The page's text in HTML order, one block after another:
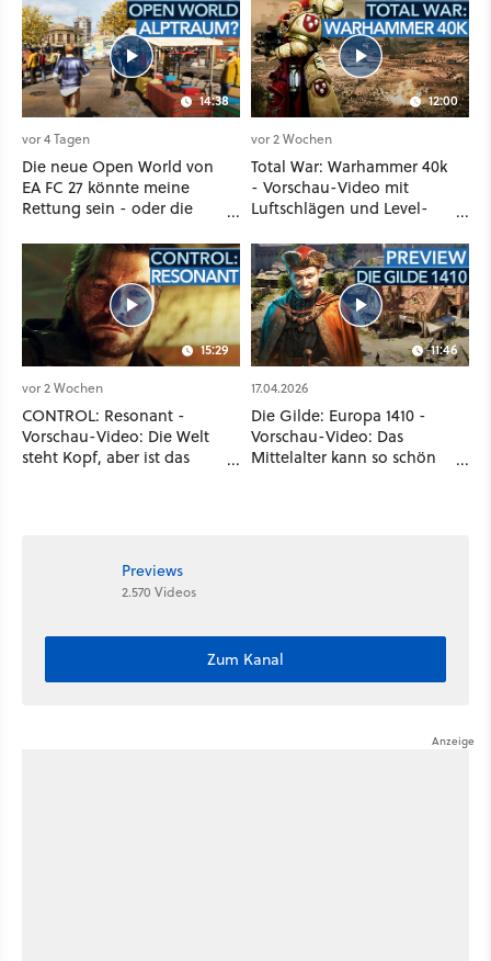
14:38
vor 4 Tagen
Die neue Open World von
EA FC 27 könnte meine
Rettung sein - oder die
12:00
vor 2 Wochen
Total War: Warhammer 40k
- Vorschau-Video mit
Luftschlägen und Level-
15:29
vor 2 Wochen
CONTROL: Resonant -
Vorschau-Video: Die Welt
steht Kopf, aber ist das
11:46
17.04.2026
Die Gilde: Europa 1410 -
Vorschau-Video: Das
Mittelalter kann so schön
Previews
2.570 Videos
Zum Kanal